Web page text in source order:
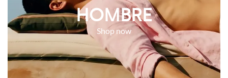
HOMBRE